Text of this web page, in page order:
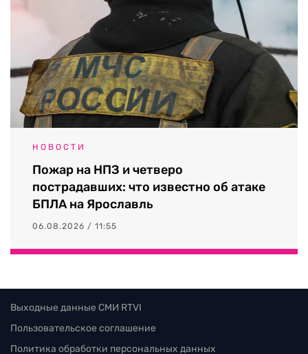
НОВОСТИ
Пожар на НПЗ и четверо
пострадавших: что известно об атаке
БПЛА на Ярославль
06.08.2026 / 11:55
Выходные данные СМИ RTVI
Пользовательское соглашение
Политика обработки персональных данных